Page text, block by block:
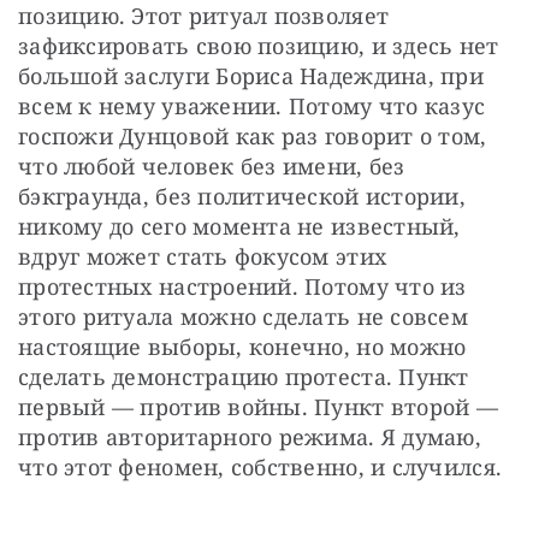
позицию. Этот ритуал позволяет
зафиксировать свою позицию, и здесь нет
большой заслуги Бориса Надеждина, при
всем к нему уважении. Потому что казус
госпожи Дунцовой как раз говорит о том,
что любой человек без имени, без
бэкграунда, без политической истории,
никому до сего момента не известный,
вдруг может стать фокусом этих
протестных настроений. Потому что из
этого ритуала можно сделать не совсем
настоящие выборы, конечно, но можно
сделать демонстрацию протеста. Пункт
первый — против войны. Пункт второй —
против авторитарного режима. Я думаю,
что этот феномен, собственно, и случился.